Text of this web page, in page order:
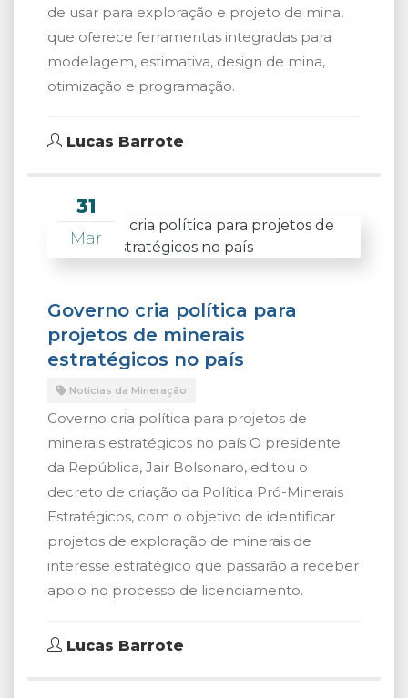
de usar para exploração e projeto de mina,
que oferece ferramentas integradas para
modelagem, estimativa, design de mina,
otimização e programação.
Lucas Barrote
31
Mar
Governo cria política para
projetos de minerais
estratégicos no país
Notícias da Mineração
Governo cria política para projetos de
minerais estratégicos no país O presidente
da República, Jair Bolsonaro, editou o
decreto de criação da Política Pró-Minerais
Estratégicos, com o objetivo de identificar
projetos de exploração de minerais de
interesse estratégico que passarão a receber
apoio no processo de licenciamento.
Lucas Barrote